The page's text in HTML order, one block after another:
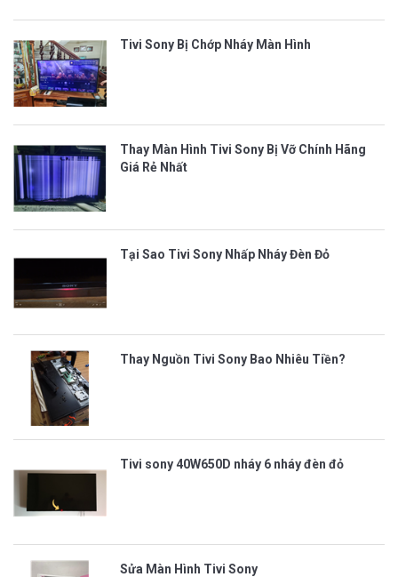
Tivi Sony Bị Chớp Nháy Màn Hình
Thay Màn Hình Tivi Sony Bị Vỡ Chính Hãng
Giá Rẻ Nhất
Tại Sao Tivi Sony Nhấp Nháy Đèn Đỏ
Thay Nguồn Tivi Sony Bao Nhiêu Tiền?
Tivi sony 40W650D nháy 6 nháy đèn đỏ
Sửa Màn Hình Tivi Sony